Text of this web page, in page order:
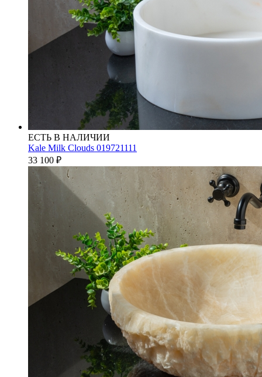
ЕСТЬ В НАЛИЧИИ
Kale Milk Clouds 019721111
33 100 ₽